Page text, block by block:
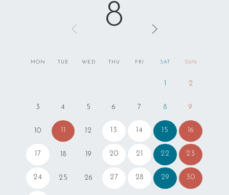
8
MON TUE WED THU FRI SAT SUN
1 2
3 4 5 6 7 8 9
10 11 12 13 14 15 16
17 18 19 20 21 22 23
24 25 26 27 28 29 30